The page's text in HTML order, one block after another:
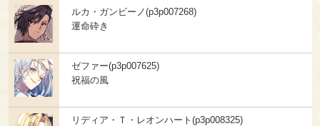
ルカ・ガンビーノ(p3p007268)
運命砕き
ゼファー(p3p007625)
祝福の風
リディア・Ｔ・レオンハート(p3p008325)